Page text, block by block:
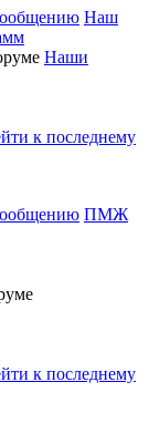
Наш
Наши
к последнему
ПМЖ
к последнему